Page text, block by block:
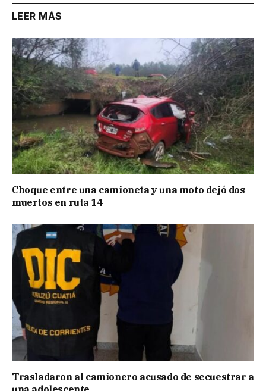
LEER MÁS
Choque entre una camioneta y una moto dejó dos
muertos en ruta 14
Trasladaron al camionero acusado de secuestrar a